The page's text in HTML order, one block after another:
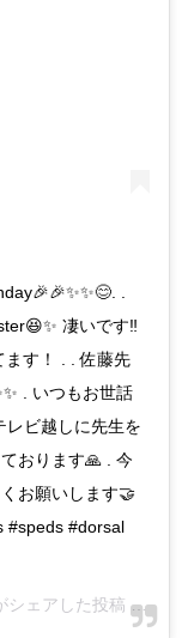
.
凄いです‼️
ます！ . . 佐藤先
. いつもお世話
レビ越しに先生を
おります🙏 . 今
お願いします🤝
#speds #dorsal
ェアした投稿 -